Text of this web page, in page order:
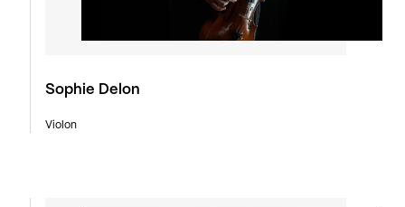
Sophie Delon
Violon